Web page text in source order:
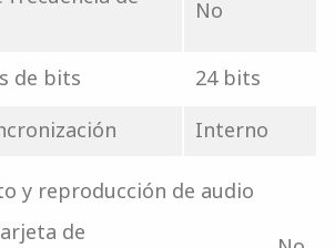
No
de bits
24 bits
Interno
y reproducción de audio
de